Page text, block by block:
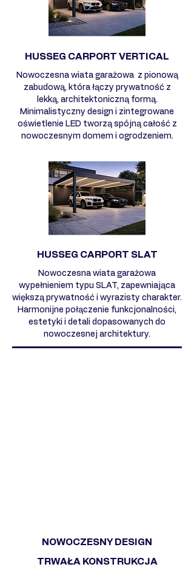
HUSSEG CARPORT VERTICAL
Nowoczesna wiata garażowa z pionową
zabudową, która łączy prywatność z
lekką, architektoniczną formą.
Minimalistyczny design i zintegrowane
oświetlenie LED tworzą spójną całość z
nowoczesnym domem i ogrodzeniem.
HUSSEG CARPORT SLAT
Nowoczesna wiata garażowa
wypełnieniem typu SLAT, zapewniająca
większą prywatność i wyrazisty charakter.
Harmonijne połączenie funkcjonalności,
estetyki i detali dopasowanych do
nowoczesnej architektury.
NOWOCZESNY DESIGN
TRWAŁA KONSTRUKCJA